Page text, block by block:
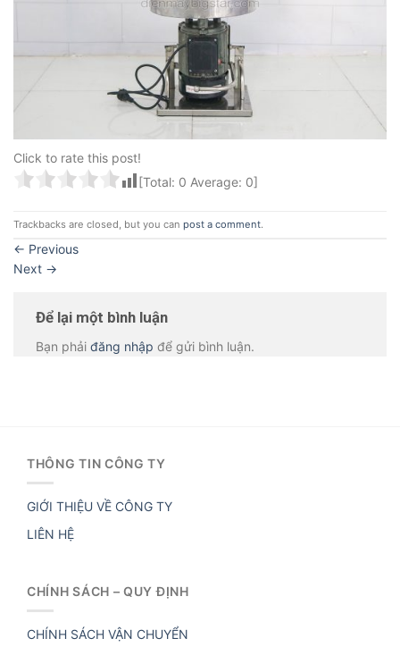
Click to rate this post!
[Total: 0 Average: 0]
Trackbacks are closed, but you can post a comment.
← Previous
Next →
Để lại một bình luận
Bạn phải đăng nhập để gửi bình luận.
THÔNG TIN CÔNG TY
GIỚI THIỆU VỀ CÔNG TY
LIÊN HỆ
CHÍNH SÁCH – QUY ĐỊNH
CHÍNH SÁCH VẬN CHUYỂN